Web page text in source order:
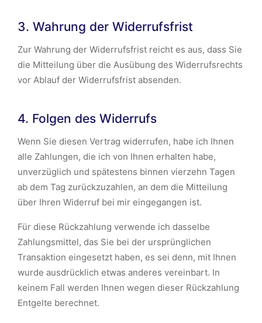
3. Wahrung der Widerrufsfrist
Zur Wahrung der Widerrufsfrist reicht es aus, dass Sie
die Mitteilung über die Ausübung des Widerrufsrechts
vor Ablauf der Widerrufsfrist absenden.
4. Folgen des Widerrufs
Wenn Sie diesen Vertrag widerrufen, habe ich Ihnen
alle Zahlungen, die ich von Ihnen erhalten habe,
unverzüglich und spätestens binnen vierzehn Tagen
ab dem Tag zurückzuzahlen, an dem die Mitteilung
über Ihren Widerruf bei mir eingegangen ist.
Für diese Rückzahlung verwende ich dasselbe
Zahlungsmittel, das Sie bei der ursprünglichen
Transaktion eingesetzt haben, es sei denn, mit Ihnen
wurde ausdrücklich etwas anderes vereinbart. In
keinem Fall werden Ihnen wegen dieser Rückzahlung
Entgelte berechnet.